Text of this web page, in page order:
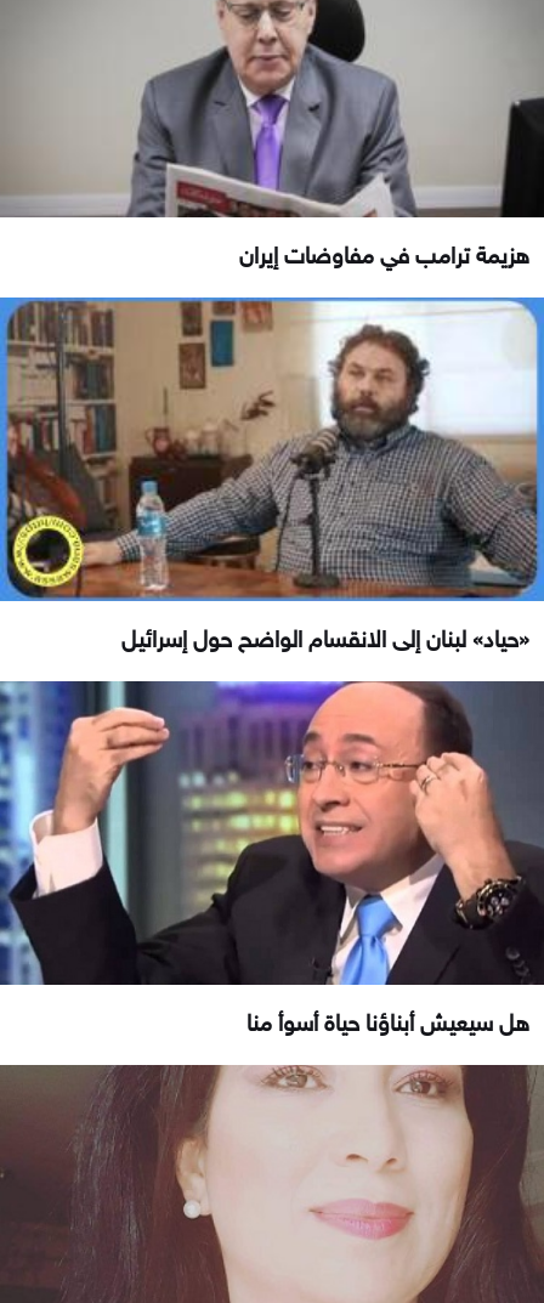
هزيمة ترامب في مفاوضات إيران
«حياد» لبنان إلى الانقسام الواضح حول إسرائيل
هل سيعيش أبناؤنا حياة أسوأ منا